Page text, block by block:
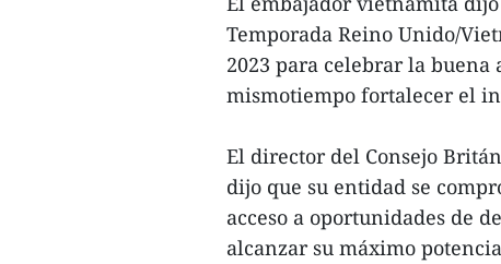
Temporada Reino Unido/
2023 para celebrar la buena
mismotiempo fortalecer el
El director del Consejo
dijo que su entidad se
acceso a oportunidades de
alcanzar su máximo